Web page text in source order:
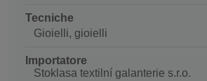
Tecniche
Gioielli, gioielli
Importatore
Stoklasa textilní galanterie s.r.o.